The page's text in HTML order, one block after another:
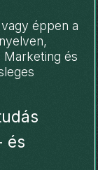
éppen a
Marketing és
és